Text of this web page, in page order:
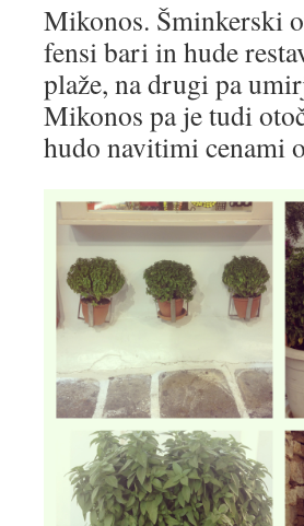
Mikonos. Šminkerski
fensi bari in hude
plaže, na drugi pa
Mikonos pa je tudi
hudo navitimi cenami